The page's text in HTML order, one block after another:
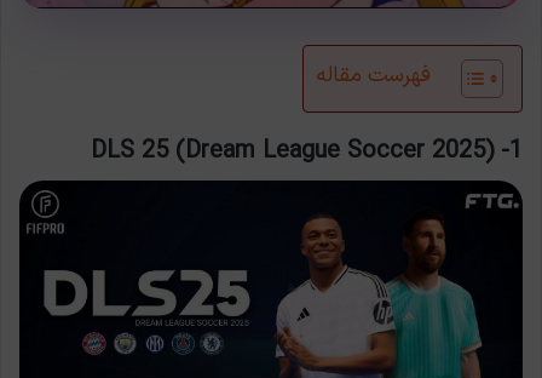
فهرست مقاله
1- DLS 25 (Dream League Soccer 2025)